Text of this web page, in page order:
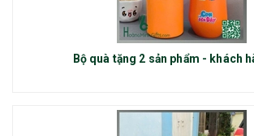
Bộ quà tặng 2 sản phẩm - khách